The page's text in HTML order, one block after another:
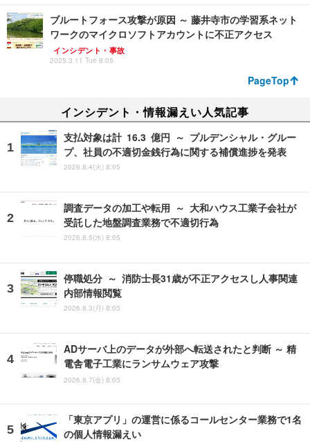
ブルートフォース攻撃が原因 ～ 藤井寺市の学習系ネット
ワークのマイクロソフトアカウントに不正アクセス
インシデント・事故
2025.3.11 Tue 8:05
PageTop
インシデント・情報漏えい人気記事
支払対象は計 16.3 億円 ～ プルデンシャル・グルー
プ、社員の不適切金銭行為に関する補償進捗を発表
2026.8.4(火) 8:05
調査データの加工や転用 ～ 大和ハウス工業子会社が
受託した地盤調査業務で不適切行為
2026.8.5(水) 8:05
停職処分 ～ 消防士長31歳が不正アクセスし人事関連
内部情報閲覧
2026.8.3(月) 8:05
ADサーバ上のデータが外部へ転送されたと判断 ～ 精
電舎電子工業にランサムウェア攻撃
2026.8.7(金) 8:05
「東京アプリ」の運営に係るコールセンター業務で1名
の個人情報漏えい